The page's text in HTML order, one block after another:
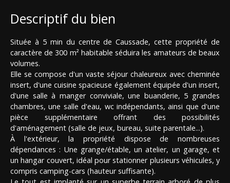
Descriptif du bien
Située à 5 min du centre de Caussade, cette propriété de
caractère de 300 m² habitable séduira les amateurs de beaux
volumes.
Elle se compose d'un vaste séjour chaleureux avec cheminée
insert, d'une cuisine spacieuse également équipée d'un insert,
d'une salle à manger conviviale, une buanderie, 5 grandes
chambres, une salle d'eau, wc indépendants, ainsi que d'une
pièce supplémentaire offrant des possibilités
d'aménagement (salle de jeux, bureau, suite parentale...).
À l'extérieur, la propriété dispose de nombreuses
dépendances : Une grange/étable, un atelier, un garage, et
un hangar couvert, idéal pour stationner plusieurs véhicules, y
compris camping-cars (hauteur suffisante).